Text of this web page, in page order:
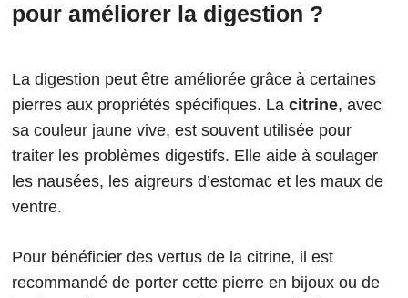
pour améliorer la digestion ?
La digestion peut être améliorée grâce à certaines
pierres aux propriétés spécifiques. La citrine, avec
sa couleur jaune vive, est souvent utilisée pour
traiter les problèmes digestifs. Elle aide à soulager
les nausées, les aigreurs d’estomac et les maux de
ventre.
Pour bénéficier des vertus de la citrine, il est
recommandé de porter cette pierre en bijoux ou de